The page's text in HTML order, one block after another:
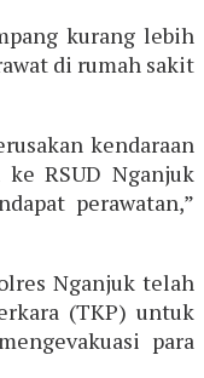
kurang lebih
di rumah sakit
kendaraan
RSUD Nganjuk
perawatan,”
Nganjuk telah
(TKP) untuk
para